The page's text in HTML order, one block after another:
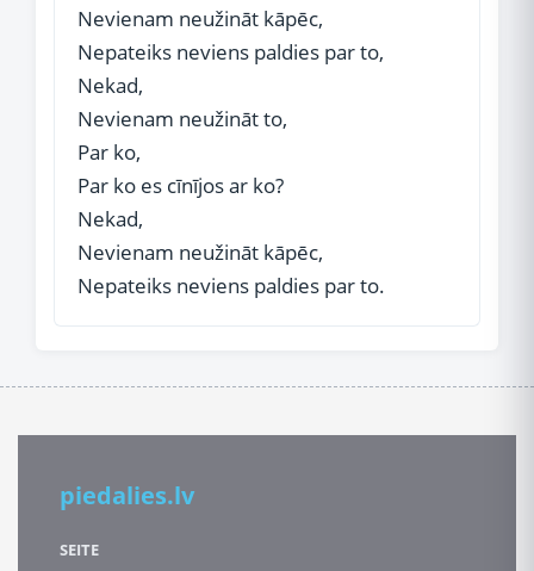
Nevienam neužināt kāpēc,
Nepateiks neviens paldies par to,
Nekad,
Nevienam neužināt to,
Par ko,
Par ko es cīnījos ar ko?
Nekad,
Nevienam neužināt kāpēc,
Nepateiks neviens paldies par to.
piedalies.lv
SEITE